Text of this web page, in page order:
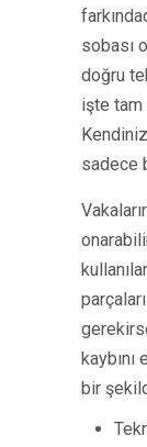
sobası
doğru
işte tam
sadece
kaybını
bir